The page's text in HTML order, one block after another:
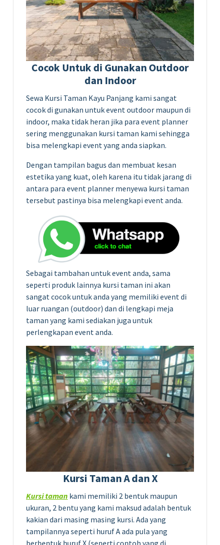
Cocok Untuk di Gunakan Outdoor
dan Indoor
Sewa Kursi Taman Kayu Panjang kami sangat
cocok di gunakan untuk event outdoor maupun di
indoor, maka tidak heran jika para event planner
sering menggunakan kursi taman kami sehingga
bisa melengkapi event yang anda siapkan.
Dengan tampilan bagus dan membuat kesan
estetika yang kuat, oleh karena itu tidak jarang di
antara para event planner menyewa kursi taman
tersebut pastinya bisa melengkapi event anda.
Sebagai tambahan untuk event anda, sama
seperti produk lainnya kursi taman ini akan
sangat cocok untuk anda yang memiliki event di
luar ruangan (outdoor) dan di lengkapi meja
taman yang kami sediakan juga untuk
perlengkapan event anda.
Kursi Taman A dan X
Kursi taman kami memiliki 2 bentuk maupun
ukuran, 2 bentu yang kami maksud adalah bentuk
kakian dari masing masing kursi. Ada yang
tampilannya seperti huruf A ada pula yang
berbentuk huruf X (seperti contoh yang di